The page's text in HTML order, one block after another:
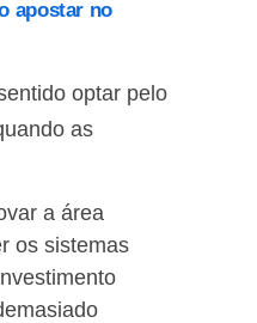
apostar no
optar pelo
as
a área
os sistemas